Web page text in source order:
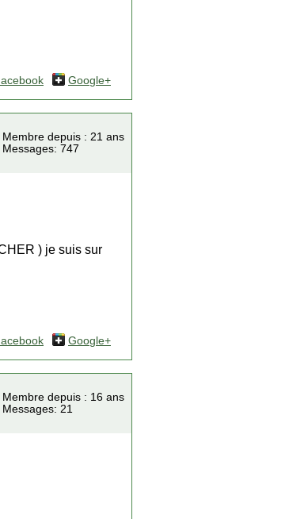
Google+
Membre depuis : 21 ans
Messages: 747
) je suis sur
Google+
Membre depuis : 16 ans
Messages: 21